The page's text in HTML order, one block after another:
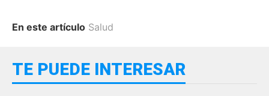
En este artículo Salud
TE PUEDE INTERESAR